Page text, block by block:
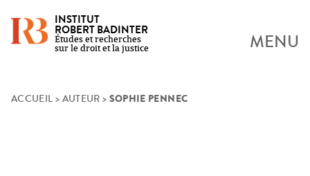
Skip
INSTITUT
ROBERT BADINTER
Études et recherches
sur le droit et la justice
MENU
ACCUEIL > AUTEUR > SOPHIE PENNEC